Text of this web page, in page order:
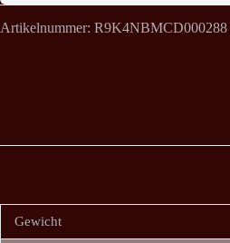
Artikelnummer: R9K4NBMCD000288
Gewicht